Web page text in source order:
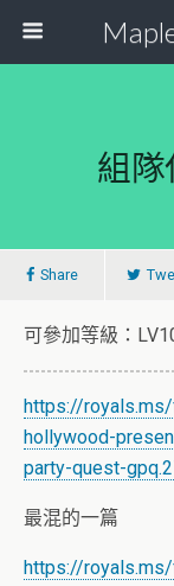
組隊
Share
可參加等級：
https://royals.ms/
hollywood-
party-quest-
最混的一篇
https://